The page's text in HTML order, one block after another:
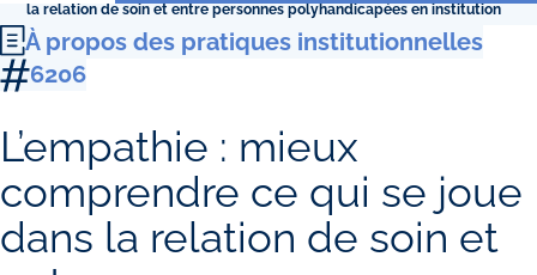
la relation de soin et entre personnes polyhandicapées en institution
À propos des pratiques institutionnelles
6206
L’empathie : mieux
comprendre ce qui se joue
dans la relation de soin et